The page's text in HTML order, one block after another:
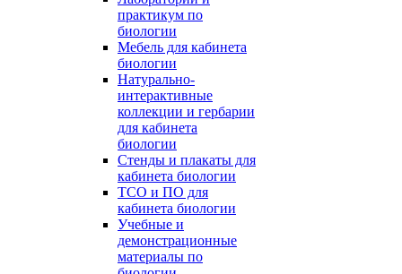
практикум по
биологии
Мебель для кабинета
биологии
Натурально-
интерактивные
коллекции и гербарии
для кабинета
биологии
Стенды и плакаты для
кабинета биологии
ТСО и ПО для
кабинета биологии
Учебные и
демонстрационные
материалы по